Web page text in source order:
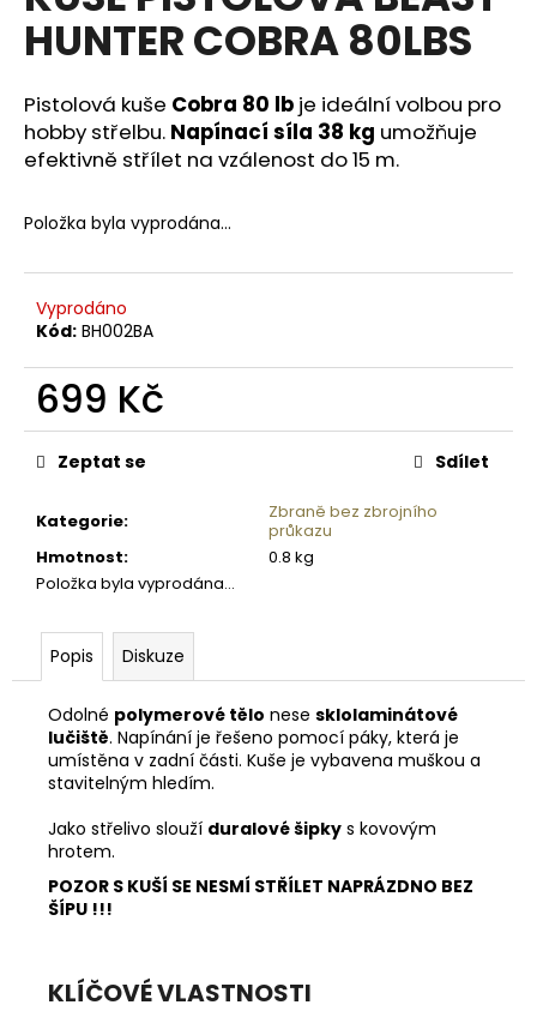
0,0
hvězdiček.
HUNTER COBRA 80LBS
Pistolová kuše Cobra 80 lb je ideální volbou pro
hobby střelbu. Napínací síla 38 kg umožňuje
efektivně střílet na vzálenost do 15 m.
Položka byla vyprodána…
Vyprodáno
Kód: BH002BA
699 Kč
Měrná
cena:
Kategorie:
Zbraně bez zbrojního
průkazu
Hmotnost:
0.8 kg
Položka byla vyprodána…
Zeptat se Sdílet
Popis Diskuze
Odolné polymerové tělo nese sklolaminátové
lučiště. Napínání je řešeno pomocí páky, která je
umístěna v zadní části. Kuše je vybavena muškou a
stavitelným hledím.
Jako střelivo slouží duralové šipky s kovovým
hrotem.
POZOR S KUŠÍ SE NESMÍ STŘÍLET NAPRÁZDNO BEZ
ŠÍPU !!!
KLÍČOVÉ VLASTNOSTI
a
j
í
t
?
HLEDAT
D
o
p
o
u
u
e
NEJVÝHODNĚJŠÍ
SIM
DO
50GB
39
Kč